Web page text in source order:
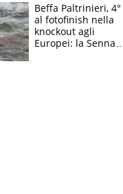
Beffa Paltrinieri, 4°
al fotofinish nella
knockout agli
Europei: la Senna